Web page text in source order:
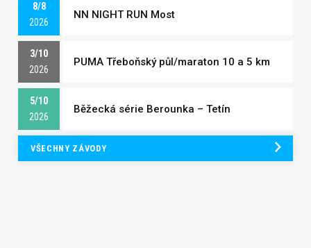
8/8
2026
NN NIGHT RUN Most
3/10
2026
PUMA Třeboňský půl/maraton 10 a 5 km
5/10
2026
Běžecká série Berounka – Tetín
VŠECHNY ZÁVODY